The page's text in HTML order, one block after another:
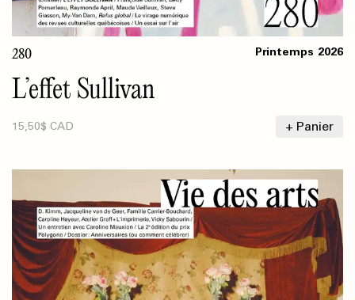
280 Printemps 2026
L’effet Sullivan
15,50$ CAD + Panier